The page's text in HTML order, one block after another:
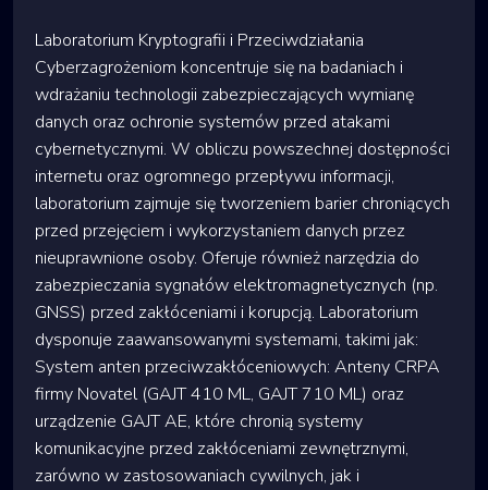
Laboratorium Kryptografii i Przeciwdziałania
Cyberzagrożeniom koncentruje się na badaniach i
wdrażaniu technologii zabezpieczających wymianę
danych oraz ochronie systemów przed atakami
cybernetycznymi. W obliczu powszechnej dostępności
internetu oraz ogromnego przepływu informacji,
laboratorium zajmuje się tworzeniem barier chroniących
przed przejęciem i wykorzystaniem danych przez
nieuprawnione osoby. Oferuje również narzędzia do
zabezpieczania sygnałów elektromagnetycznych (np.
GNSS) przed zakłóceniami i korupcją. Laboratorium
dysponuje zaawansowanymi systemami, takimi jak:
System anten przeciwzakłóceniowych: Anteny CRPA
firmy Novatel (GAJT 410 ML, GAJT 710 ML) oraz
urządzenie GAJT AE, które chronią systemy
komunikacyjne przed zakłóceniami zewnętrznymi,
zarówno w zastosowaniach cywilnych, jak i